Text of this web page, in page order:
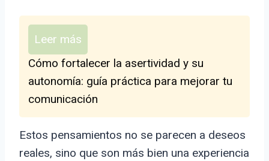
Leer más
Cómo fortalecer la asertividad y su
autonomía: guía práctica para mejorar tu
comunicación
Estos pensamientos no se parecen a deseos
reales, sino que son más bien una experiencia